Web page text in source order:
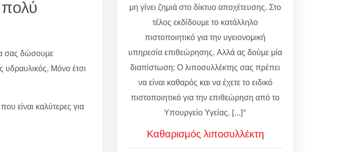
σας δώσουμε
υδραυλικός. Μόνο έτσι
είναι καλύτερες για
μη γίνει ζημιά στο δίκτυο αποχέτευσης. Στο
τέλος εκδίδουμε το κατάλληλο
πιστοποιητικό για την υγειονομική
υπηρεσία επιθεώρησης. Αλλά ας δούμε μία
διαπίστωση: Ο λιποσυλλέκτης σας πρέπει
να είναι καθαρός και να έχετε το ειδικό
πιστοποιητικό για την επιθεώρηση από το
Υπουργείο Υγείας. [...]"
Καθαρισμός λιποσυλλέκτη